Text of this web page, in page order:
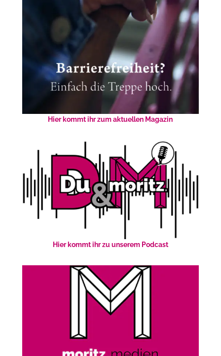
Hier kommt ihr zum aktuellen Magazin
Hier kommt ihr zu unserem Podcast